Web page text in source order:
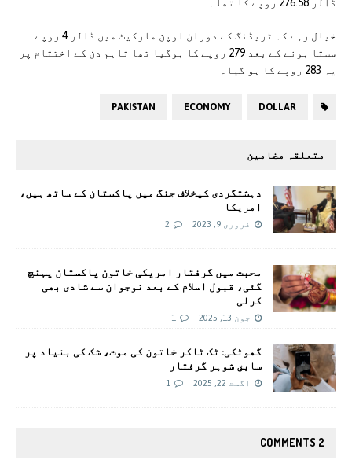
خیال رہے کہ ٹریڈنگ کے دوران اوپن مارکیٹ میں ڈالر 4 روپے
سستا ہونے کے بعد 279 روپے کا ہوگیا تھا تاہم دن کے اختتام پر
یہ 283 روپے کا ہو گیا۔
DOLLAR
ECONOMY
PAKISTAN
متعلقہ مضامین
دہشتگردی کیخلاف جنگ میں پاکستان کے ساتھ ہیں،
امریکا
فروری 9, 2023 2
محبت میں گرفتار امریکی خاتون پاکستان پہنچ
گئی، قبول اسلام کے بعد نوجوان سے شادی بھی
کرلی
جون 13, 2025 1
گھوٹکی: ٹک ٹاکر خاتون کی موت، شک کی بنیاد پر
سابق شوہر گرفتار
اگست 22, 2025 1
2 COMMENTS